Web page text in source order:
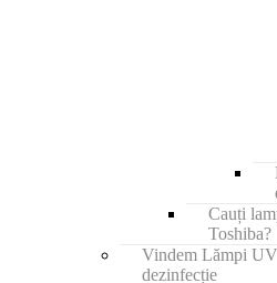
Cauți
Toshiba?
Vindem Lămpi
dezinfecție